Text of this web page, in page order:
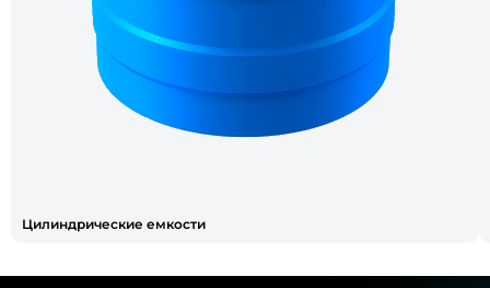
Цилиндрические емкости